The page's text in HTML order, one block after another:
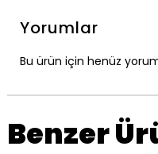
Yorumlar
Bu ürün için henüz
Benzer